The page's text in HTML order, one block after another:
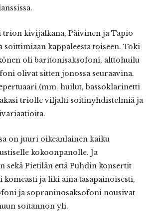
trion kivijalkana, Päivinen ja Tapio
soittimiaan kappaleesta toiseen. Toki
oli baritonisaksofoni, alttohuilu
olivat sitten jonossa seuraavina.
(mm. huilut, bassoklarinetti
triolle viljalti soitinyhdistelmiä ja
on juuri oikeanlainen kaiku
kokoonpanolle. Ja
sekä Pietilän että Puhdin konsertit
komeasti ja liki aina tasapainoisesti,
ja sopraninosaksofoni nousivat
soitannon yli.